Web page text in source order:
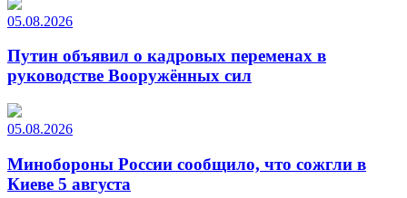
05.08.2026
Путин объявил о кадровых переменах в
руководстве Вооружённых сил
05.08.2026
Минобороны России сообщило, что сожгли в
Киеве 5 августа